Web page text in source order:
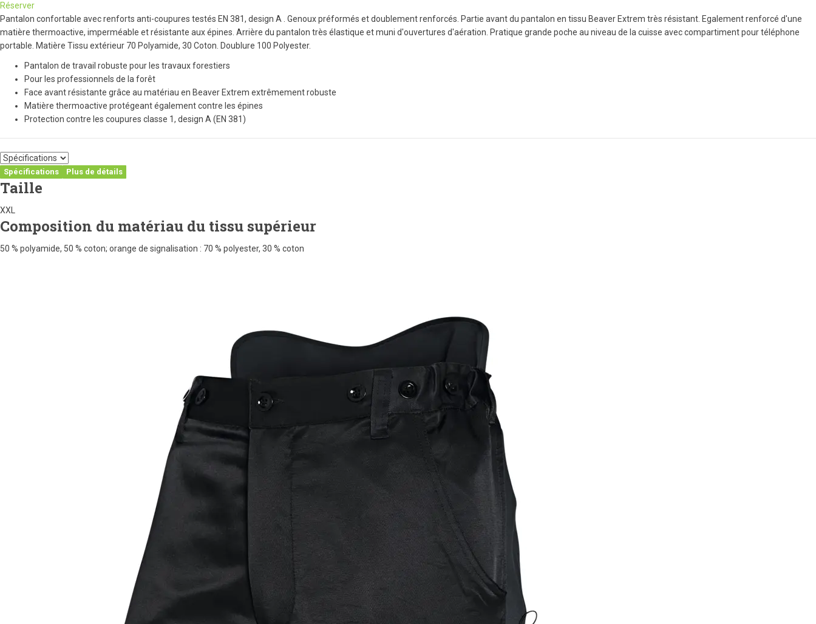
Réserver
Pantalon confortable avec renforts anti-coupures testés EN 381, design A . Genoux préformés et doublement renforcés. Partie avant du pantalon en tissu Beaver Extrem très résistant. Egalement renforcé d'une
matière thermoactive, imperméable et résistante aux épines. Arrière du pantalon très élastique et muni d'ouvertures d'aération. Pratique grande poche au niveau de la cuisse avec compartiment pour téléphone
portable. Matière Tissu extérieur 70 Polyamide, 30 Coton. Doublure 100 Polyester.
Pantalon de travail robuste pour les travaux forestiers
Pour les professionnels de la forêt
Face avant résistante grâce au matériau en Beaver Extrem extrêmement robuste
Matière thermoactive protégeant également contre les épines
Protection contre les coupures classe 1, design A (EN 381)
Spécifications Plus de détails
Taille
XXL
Composition du matériau du tissu supérieur
50 % polyamide, 50 % coton; orange de signalisation : 70 % polyester, 30 % coton